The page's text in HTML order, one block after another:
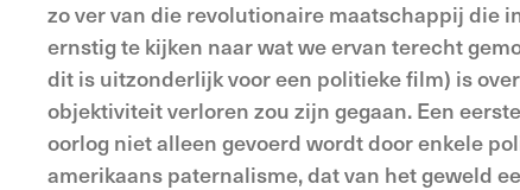
zo ver van die revolutionaire maatschappij die
ernstig te kijken naar wat we ervan terecht
dit is uitzonderlijk voor een politieke film) is
objektiviteit verloren zou zijn gegaan. Een
oorlog niet alleen gevoerd wordt door enkele
amerikaans paternalisme, dat van het geweld